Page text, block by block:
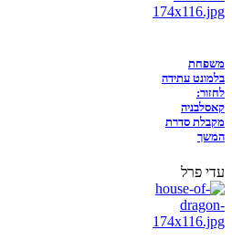
משפחת
בלמונט עתידה
לחזור:
קאסלבניה
מקבלת סדרת
המשך
עדי פרל